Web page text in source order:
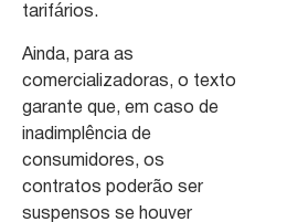
tarifários.
Ainda, para as
comercializadoras, o texto
garante que, em caso de
inadimplência de
consumidores, os
contratos poderão ser
suspensos se houver